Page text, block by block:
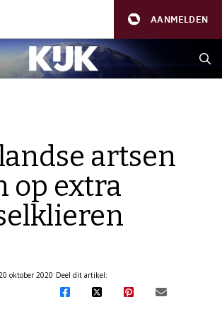
AANMELDEN
artsen
op extra
oktober 2020 Deel dit artikel: